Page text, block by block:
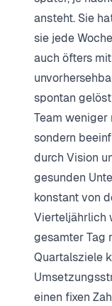
ansteht. Sie
sie jede
auch öfters
spontan
Team
sondern
durch Vision
gesunden
konstant von
Vierteljährlich
gesamter Tag
Quartalsziele
einen fixen